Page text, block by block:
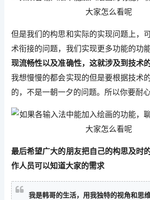
但是我们的构思和实际的实现问题上，
术衔接的问题，我们实现更多功能的功能
现流畅性以及准确性，这就涉及到技术
我想慢慢的都会实现的但是要根据技术
的，不是一朝一夕的问题。所以你要耐心
最后希望广大的朋友把自己的构思及时
作人员可以知道大家的需求
我是韩哥的生活，用我独特的视角和思